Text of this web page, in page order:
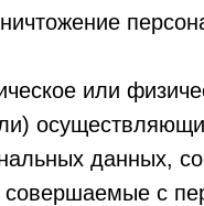
или
данных,
совершаемые с